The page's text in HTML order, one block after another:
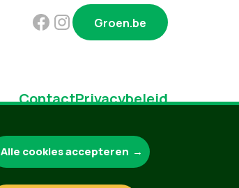
Groen.be
ContactPrivacybeleid
Alle cookies accepteren